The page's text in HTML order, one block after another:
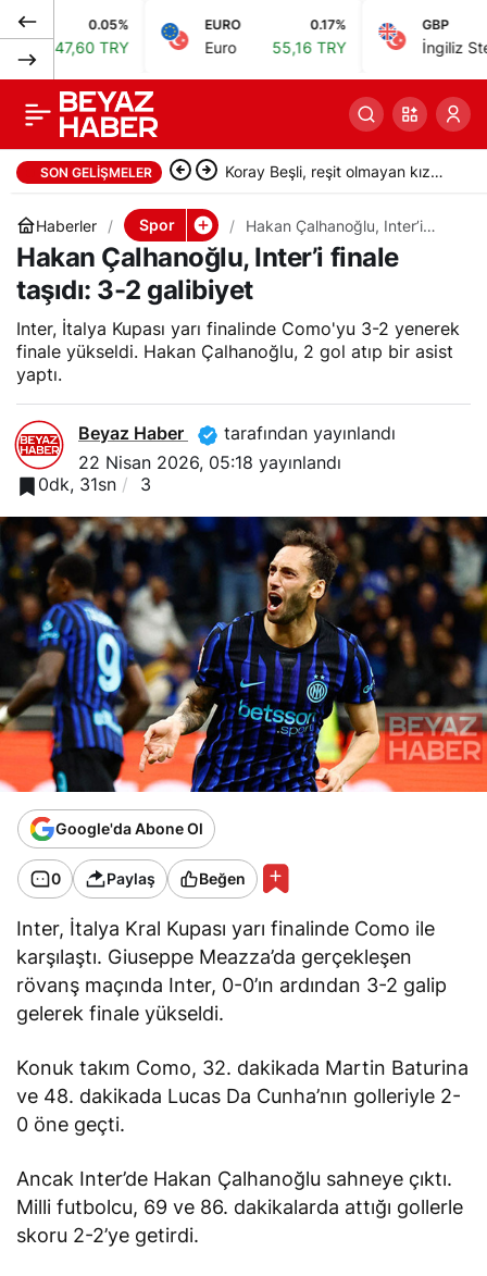
0.05%
TRY
EURO
Euro 55,16 TRY
GBP
İngiliz Sterlini
SON GELIŞMELER Koray Beşli, reşit olmayan kız
iddiasıyla tutuklandı
Haberler Spor
Hakan Çalhanoğlu, Inter’i
finale taşıdı: 3-2 galibiyet
Hakan Çalhanoğlu, Inter’i finale
taşıdı: 3-2 galibiyet
Inter, İtalya Kupası yarı finalinde Como'yu 3-2 yenerek
finale yükseldi. Hakan Çalhanoğlu, 2 gol atıp bir asist
yaptı.
Beyaz Haber
tarafından yayınlandı
22 Nisan 2026, 05:18 yayınlandı
0dk, 31sn
3
Google'da Abone Ol
0 Paylaş Beğen
Inter, İtalya Kral Kupası yarı finalinde Como ile
karşılaştı. Giuseppe Meazza’da gerçekleşen
rövanş maçında Inter, 0-0’ın ardından 3-2 galip
gelerek finale yükseldi.
Konuk takım Como, 32. dakikada Martin Baturina
ve 48. dakikada Lucas Da Cunha’nın golleriyle 2-
0 öne geçti.
Ancak Inter’de Hakan Çalhanoğlu sahneye çıktı.
Milli futbolcu, 69 ve 86. dakikalarda attığı gollerle
skoru 2-2’ye getirdi.
İlhan Palut:
‘İmdadımıza yetişen
bir penaltıydı!’
Paylaş